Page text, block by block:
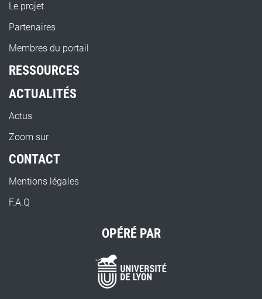
Le projet
Partenaires
Membres du portail
RESSOURCES
ACTUALITÉS
Actus
Zoom sur
CONTACT
Mentions légales
F.A.Q
OPÉRÉ PAR